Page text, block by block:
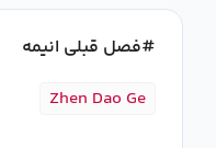
فصل قبلی انیمه
Zhen Dao Ge